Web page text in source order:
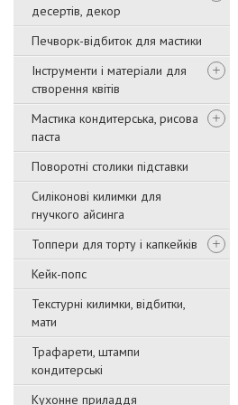
десертів, декор
Печворк-відбиток для мастики
Інструменти і матеріали для
створення квітів
Мастика кондитерська, рисова
паста
Поворотні столики підставки
Силіконові килимки для
гнучкого айсинга
Топпери для торту і капкейків
Кейк-попс
Текстурні килимки, відбитки,
мати
Трафарети, штампи
кондитерські
Кухонне приладдя